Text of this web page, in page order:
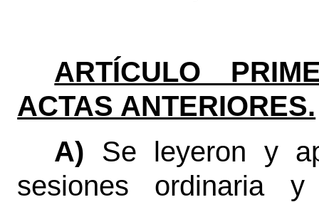
ARTÍCULO
ACTAS ANTERIORES.
A) Se leyeron y
sesiones ordinaria y